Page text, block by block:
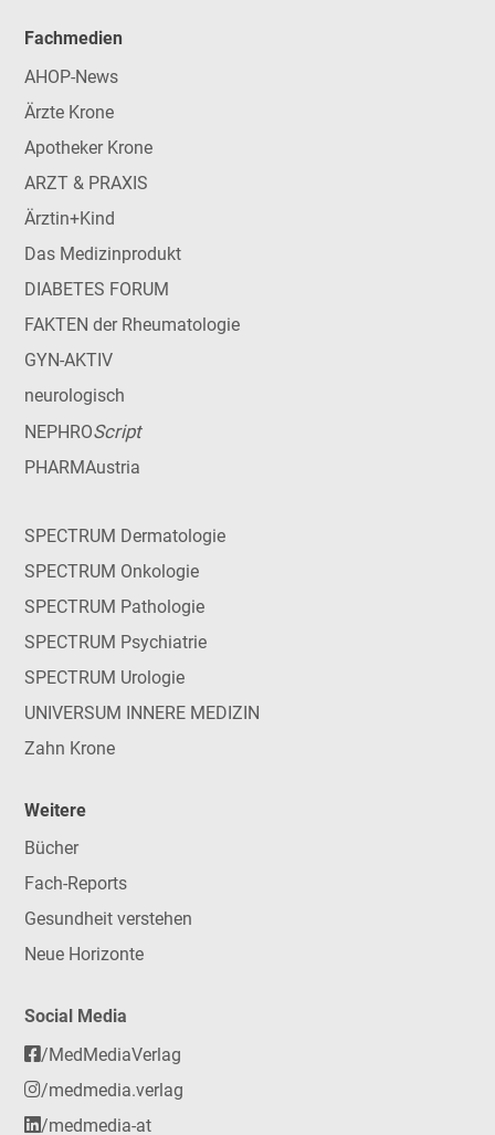
Fachmedien
AHOP-News
Ärzte Krone
Apotheker Krone
ARZT & PRAXIS
Ärztin+Kind
Das Medizinprodukt
DIABETES FORUM
FAKTEN der Rheumatologie
GYN-AKTIV
neurologisch
NEPHROScript
PHARMAustria
SPECTRUM Dermatologie
SPECTRUM Onkologie
SPECTRUM Pathologie
SPECTRUM Psychiatrie
SPECTRUM Urologie
UNIVERSUM INNERE MEDIZIN
Zahn Krone
Weitere
Bücher
Fach-Reports
Gesundheit verstehen
Neue Horizonte
Social Media
/MedMediaVerlag
/medmedia.verlag
/medmedia-at